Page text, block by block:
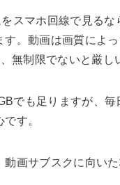
スマホ回線で見るな
。動画は画質によ
無制限でないと厳し
でも足りますが、毎
す。
画サブスクに向い